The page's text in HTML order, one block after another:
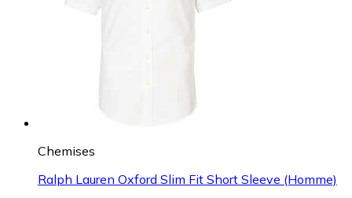
Chemises
Ralph Lauren Oxford Slim Fit Short Sleeve (Homme)